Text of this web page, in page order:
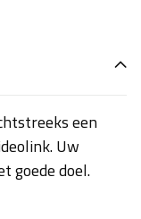
een
Uw
goede doel.